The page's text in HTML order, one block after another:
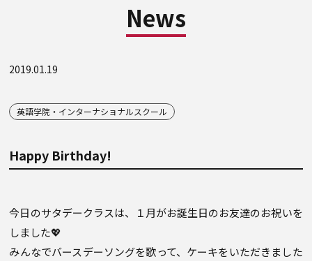
News
2019.01.19
英語学院・インターナショナルスクール
Happy Birthday!
今日のサタデークラスは、１月がお誕生日のお友達のお祝いを
しました💖
みんなでバースデーソングを歌って、ケーキをいただきました